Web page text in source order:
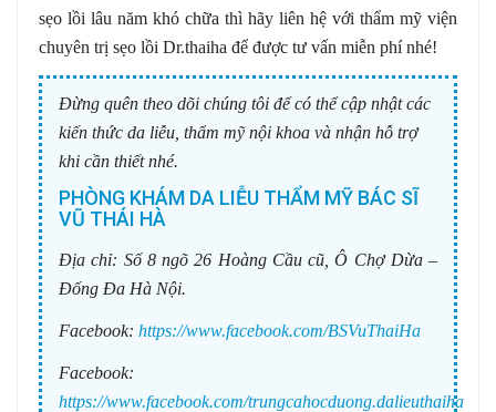
sẹo lồi lâu năm khó chữa thì hãy liên hệ với thẩm mỹ viện
chuyên trị sẹo lồi Dr.thaiha để được tư vấn miễn phí nhé!
Đừng quên theo dõi chúng tôi để có thể cập nhật các
kiến thức da liễu, thẩm mỹ nội khoa và nhận hỗ trợ
khi cần thiết nhé.
PHÒNG KHÁM DA LIỄU THẨM MỸ BÁC SĨ
VŨ THÁI HÀ
Địa chỉ: Số 8 ngõ 26 Hoàng Cầu cũ, Ô Chợ Dừa –
Đống Đa Hà Nội.
Facebook: https://www.facebook.com/BSVuThaiHa
Facebook:
https://www.facebook.com/trungcahocduong.dalieuthaiha